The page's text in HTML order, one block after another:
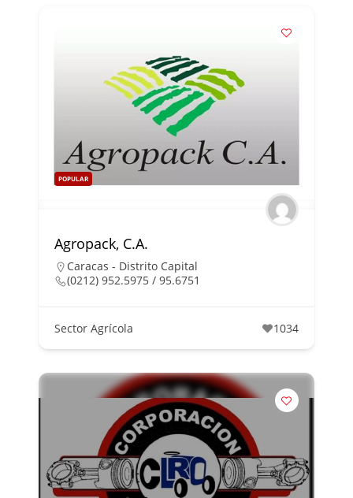
POPULAR
Agropack, C.A.
Caracas - Distrito Capital
(0212) 952.5975 / 95.6751
Sector Agrícola 1034